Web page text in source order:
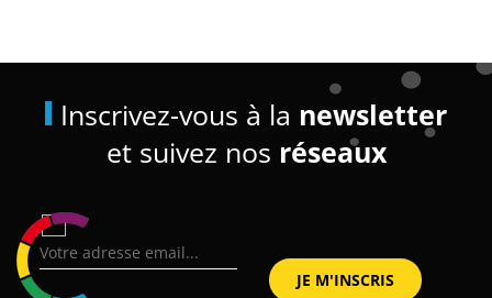
Inscrivez-vous à la newsletter
et suivez nos réseaux